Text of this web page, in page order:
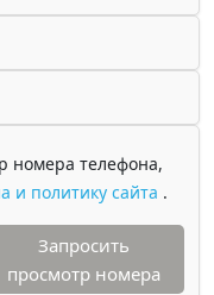
номера телефона,
и политику сайта .
Запросить
просмотр номера